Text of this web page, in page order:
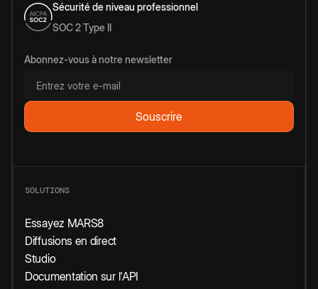
Sécurité de niveau professionnel
SOC 2 Type II
Abonnez-vous à notre newsletter
SOLUTIONS
Essayez MARS8
Diffusions en direct
Studio
Documentation sur l'API